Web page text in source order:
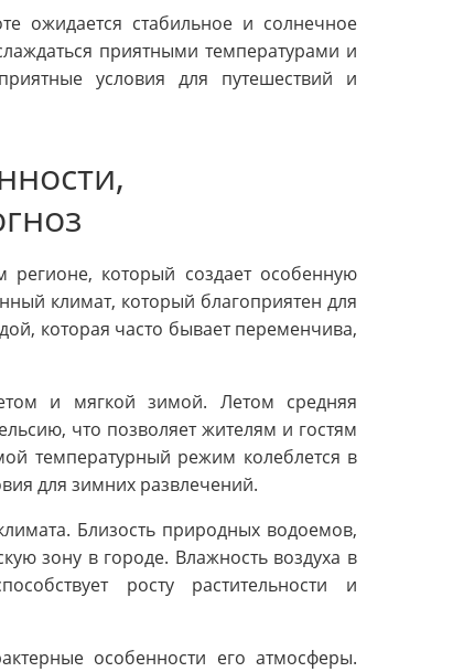
ожидается стабильное и солнечное
приятными температурами и
условия для путешествий и
который создает особенную
климат, который благоприятен для
которая часто бывает переменчива,
и мягкой зимой. Летом средняя
что позволяет жителям и гостям
температурный режим колеблется в
для зимних развлечений.
Близость природных водоемов,
зону в городе. Влажность воздуха в
росту растительности и
особенности его атмосферы.